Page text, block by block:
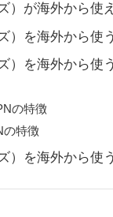
）が海外から使
）を海外から使
）を海外から使
の特徴
の特徴
）を海外から使